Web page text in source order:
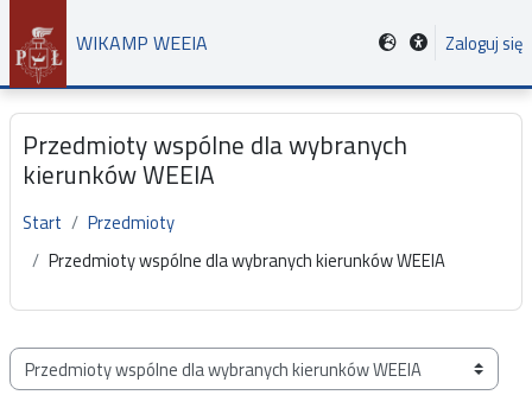
Przejdź do głównej zawartości
WIKAMP WEEIA Zaloguj się
Przedmioty wspólne dla wybranych
kierunków WEEIA
Start
Przedmioty
Przedmioty wspólne dla wybranych kierunków WEEIA
Kategorie przedmiotów